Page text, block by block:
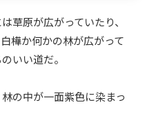
草原が広がっていたり、
樺か何かの林が広がって
いい道だ。
の中が一面紫色に染まっ